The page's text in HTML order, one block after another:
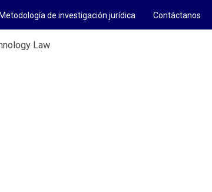
Metodología de investigación jurídica Contáctanos
Law